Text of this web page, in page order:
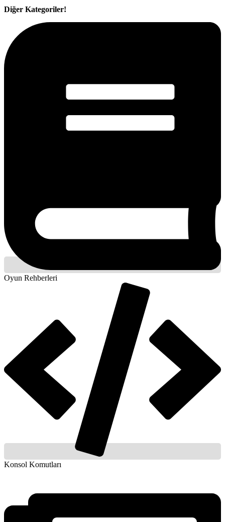
Diğer Kategoriler!
Oyun Rehberleri
Konsol Komutları